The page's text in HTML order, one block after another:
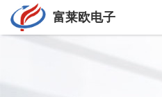
富莱欧电子